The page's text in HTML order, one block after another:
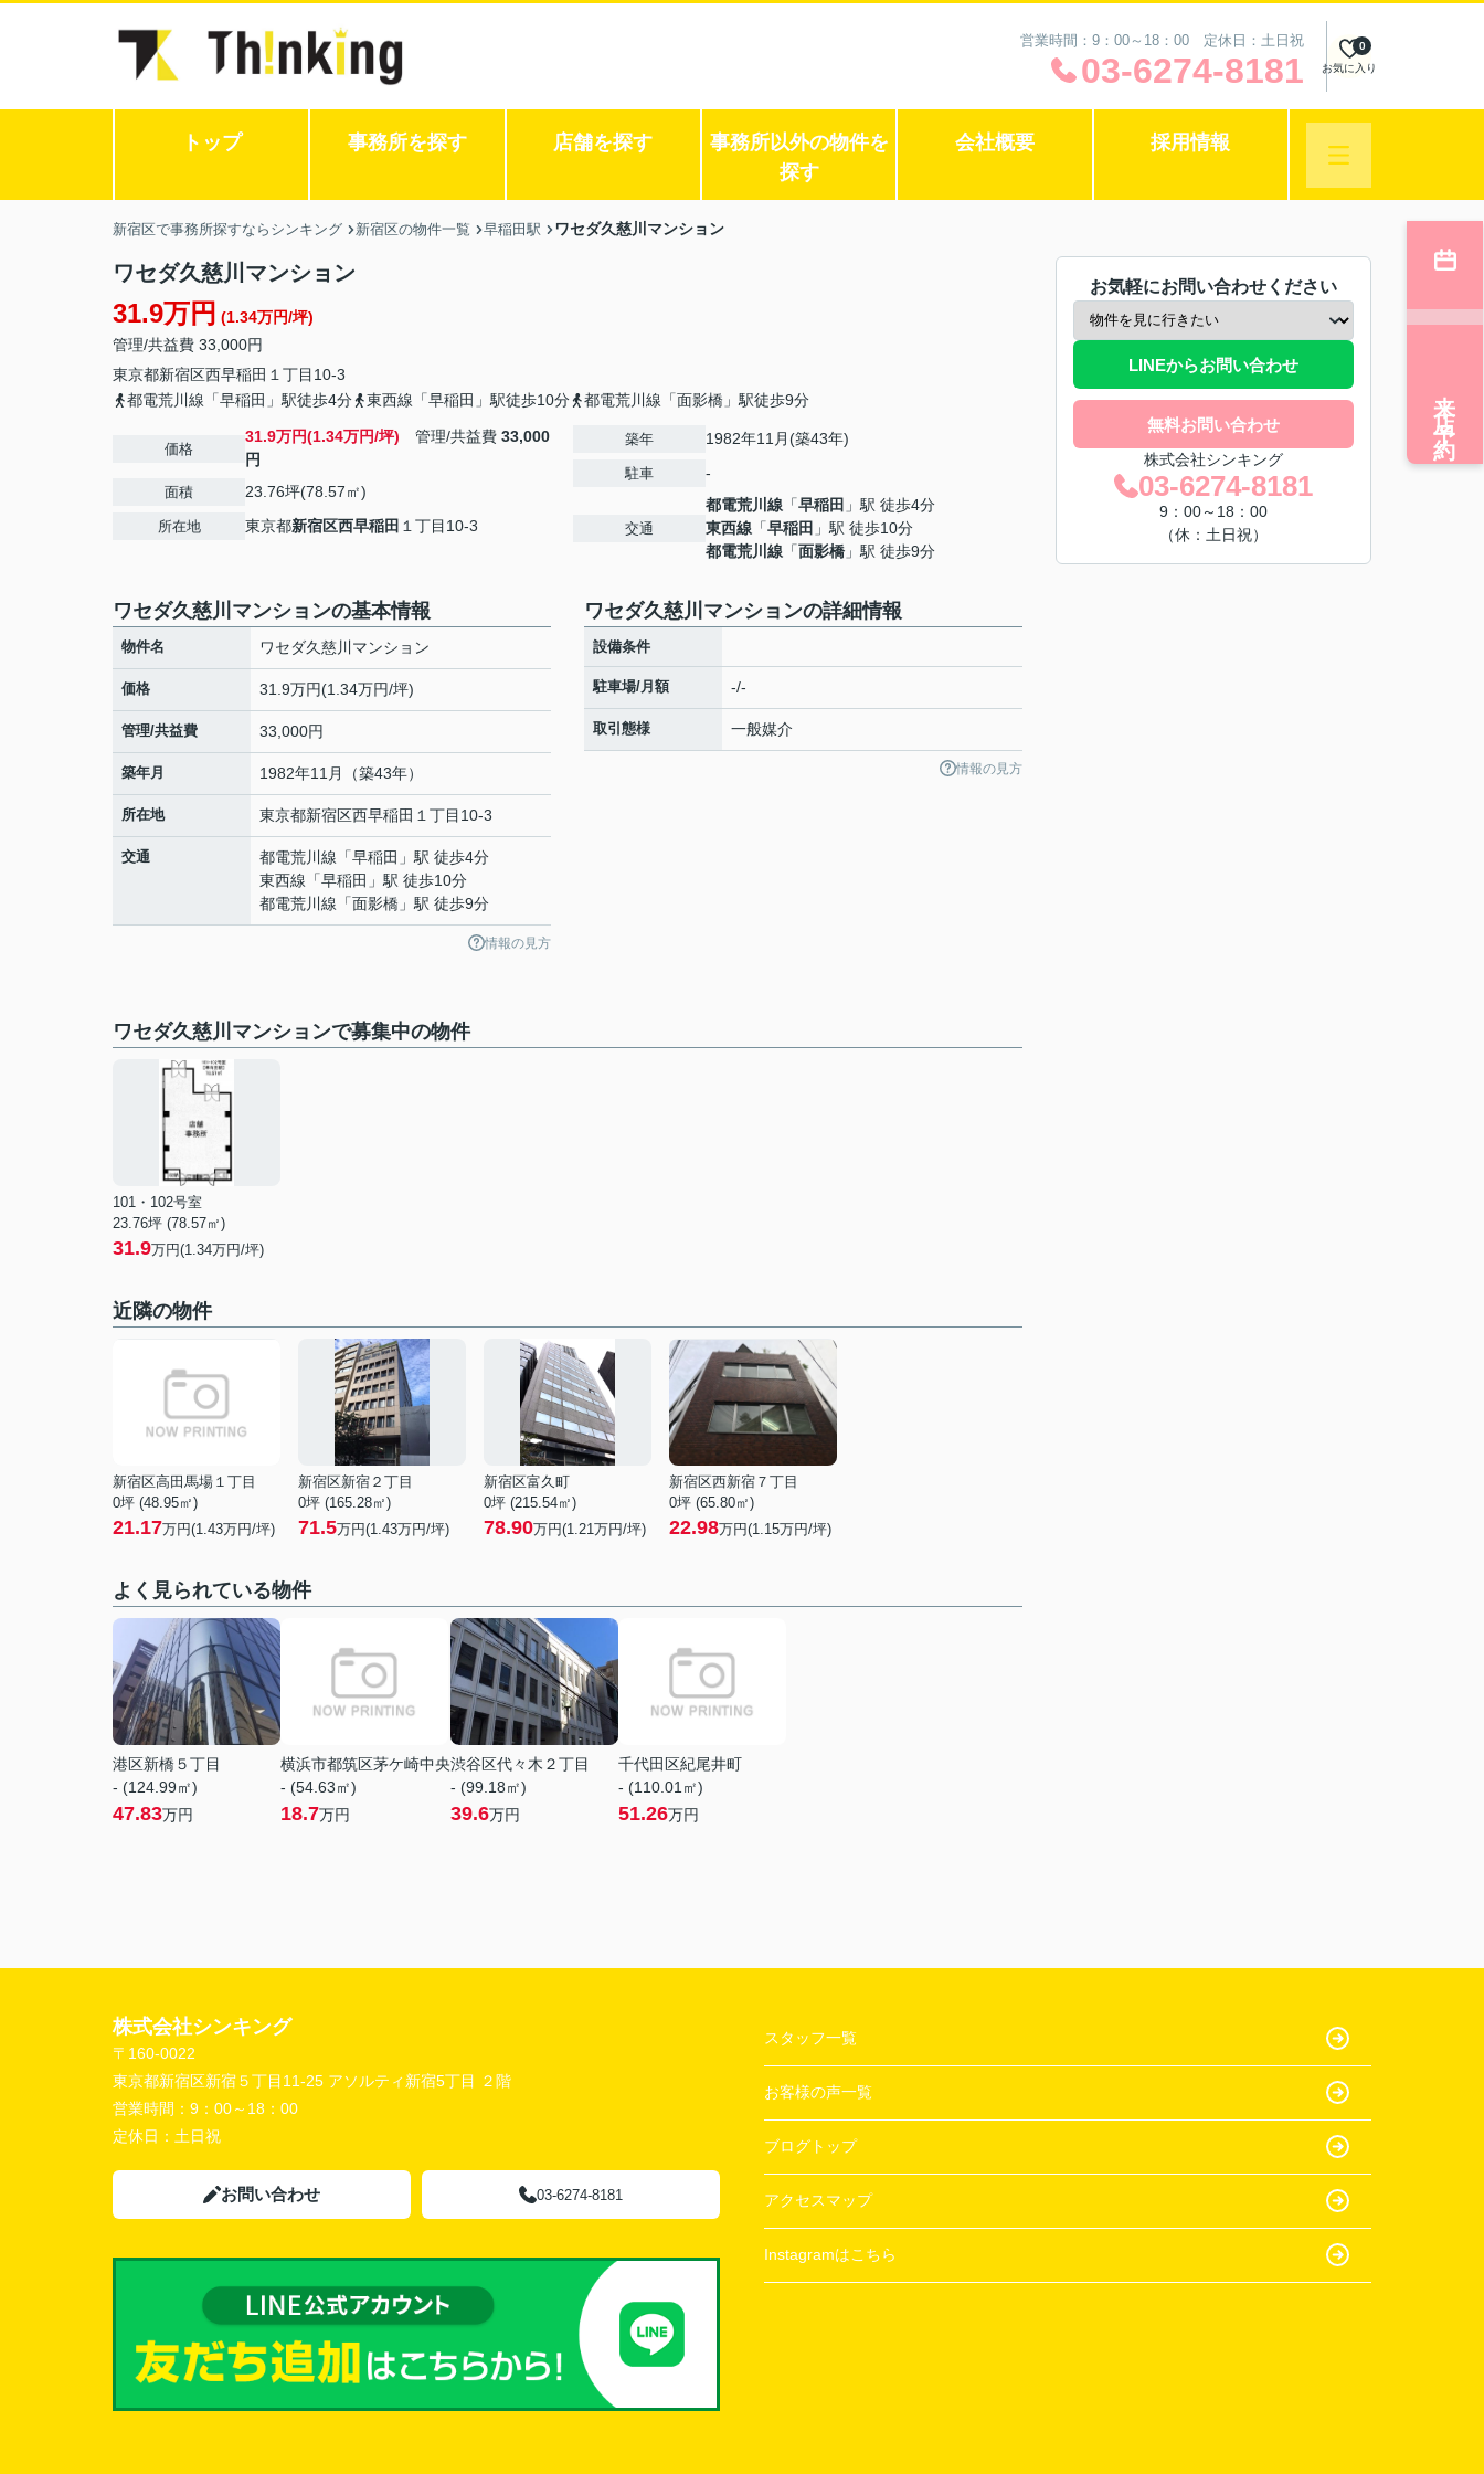
営業時間：9：00～18：00 定休日：土日祝
03-6274-8181 お気に入り
0
トップ 事務所を探す 店舗を探す
事務所以外の物件を
探す
会社概要 採用情報
新宿区で事務所探すならシンキング 新宿区の物件一覧 早稲田駅 ワセダ久慈川マンション
ワセダ久慈川マンション
31.9万円 (1.34万円/坪)
管理/共益費 33,000円
東京都新宿区西早稲田 １丁目10-3
都電荒川線「早稲田」駅徒歩4分
東西線「早稲田」駅徒歩10分 都電荒川線「面影橋」駅徒歩9分
価格
31.9万円(1.34万円/坪) 管理/共益費 33,000
円
面積 23.76坪(78.57㎡)
所在地 東京都新宿区西早稲田 １丁目10-3
築年 1982年11月(築43年)
駐車 -
交通
都電荒川線 「早稲田 」駅 徒歩4分
東西線 「早稲田 」駅 徒歩10分
都電荒川線 「面影橋 」駅 徒歩9分
ワセダ久慈川マンションの基本情報
物件名 ワセダ久慈川マンション
価格 31.9万円(1.34万円/坪)
管理/共益費 33,000円
築年月 1982年11月（築43年）
所在地 東京都新宿区西早稲田 １丁目10-3
交通 都電荒川線 「早稲田 」駅 徒歩4分
東西線 「早稲田 」駅 徒歩10分
都電荒川線 「面影橋 」駅 徒歩9分
情報の見方
ワセダ久慈川マンションの詳細情報
設備条件
駐車場/月額 -/-
取引態様 一般媒介
情報の見方
ワセダ久慈川マンションで募集中の物件
101・102号室
23.76坪 (78.57㎡)
31.9万円(1.34万円/坪)
近隣の物件
新宿区高田馬場１丁目
0坪 (48.95㎡)
21.17万円(1.43万円/坪)
新宿区新宿２丁目
0坪 (165.28㎡)
71.5万円(1.43万円/坪)
新宿区富久町
0坪 (215.54㎡)
78.90万円(1.21万円/坪)
新宿区西新宿７丁目
0坪 (65.80㎡)
22.98万円(1.15万円/坪)
よく見られている物件
港区新橋５丁目
- (124.99㎡)
47.83万円
横浜市都筑区茅ケ崎中央
- (54.63㎡)
18.7万円
渋谷区代々木２丁目
- (99.18㎡)
39.6万円
千代田区紀尾井町
- (110.01㎡)
51.26万円
お気軽にお問い合わせください
LINEからお問い合わせ
無料お問い合わせ
株式会社シンキング
03-6274-8181
9：00～18：00
（休：土日祝）
来店予約
株式会社シンキング
〒160-0022
東京都新宿区新宿５丁目11-25 アソルティ新宿5丁目 ２階
営業時間： 9：00～18：00
定休日： 土日祝
お問い合わせ 03-6274-8181
スタッフ一覧
お客様の声一覧
ブログトップ
アクセスマップ
Instagramはこちら